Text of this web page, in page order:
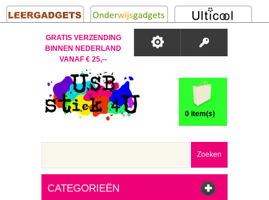
GRATIS VERZENDING
BINNEN NEDERLAND
VANAF € 25,--
0 item(s)
Zoeken
CATEGORIEËN